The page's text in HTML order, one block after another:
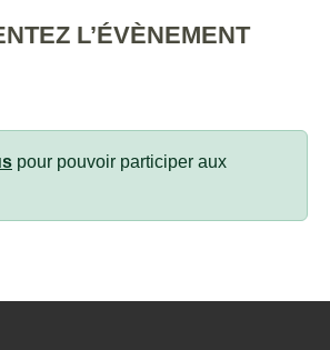
L’ÉVÈNEMENT
pour pouvoir participer aux